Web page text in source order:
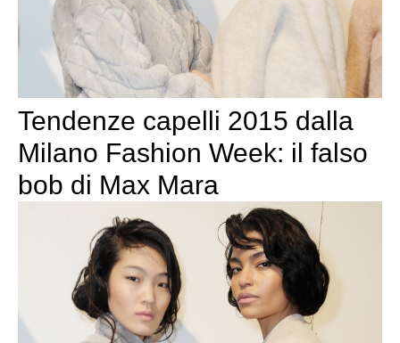
Tendenze capelli 2015 dalla
Milano Fashion Week: il falso
bob di Max Mara